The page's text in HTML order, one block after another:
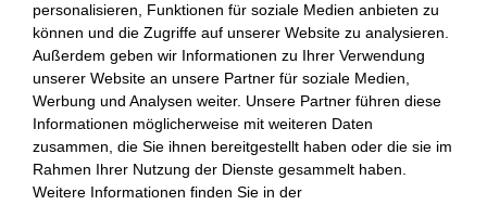
Hannover
Leipzig
München
Stuttgart
personalisieren, Funktionen für soziale Medien anbieten zu
können und die Zugriffe auf unserer Website zu analysieren.
Außerdem geben wir Informationen zu Ihrer Verwendung
unserer Website an unsere Partner für soziale Medien,
Werbung und Analysen weiter. Unsere Partner führen diese
Informationen möglicherweise mit weiteren Daten
zusammen, die Sie ihnen bereitgestellt haben oder die sie im
Rahmen Ihrer Nutzung der Dienste gesammelt haben.
Weitere Informationen finden Sie in der